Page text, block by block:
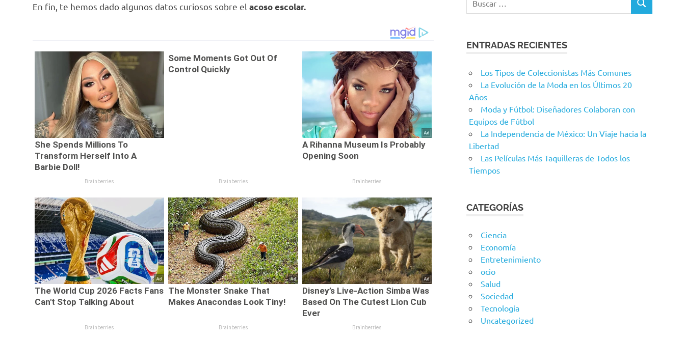
En fin, te hemos dado algunos datos curiosos sobre el acoso escolar. BUSCAR
ENTRADAS RECIENTES
Los Tipos de Coleccionistas Más Comunes
La Evolución de la Moda en los Últimos 20
Años
Moda y Fútbol: Diseñadores Colaboran con
Equipos de Fútbol
La Independencia de México: Un Viaje hacia la
Libertad
Las Películas Más Taquilleras de Todos los
Tiempos
CATEGORÍAS
Ciencia
Economía
Entretenimiento
ocio
Salud
Sociedad
Tecnología
Uncategorized